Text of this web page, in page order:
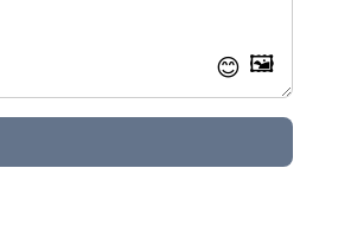
😊 🖼️